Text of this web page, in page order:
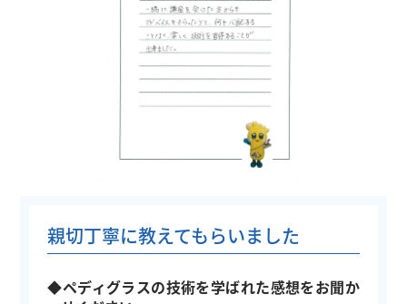
親切丁寧に教えてもらいました
◆ペディグラスの技術を学ばれた感想をお聞か